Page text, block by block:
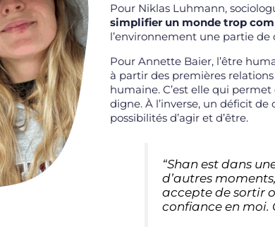
Pour Niklas Luhmann,
simplifier un monde trop
l’environnement une partie de
Pour Annette Baier, l’être
à partir des premières relations
humaine. C’est elle qui
digne. À l’inverse, un déficit
possibilités d’agir et d’être.
“Shan est dans
d’autres
accepte de sortir
confiance en moi.